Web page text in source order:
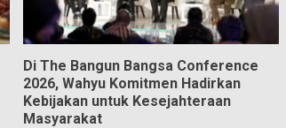
Di The Bangun Bangsa Conference
2026, Wahyu Komitmen Hadirkan
Kebijakan untuk Kesejahteraan
Masyarakat